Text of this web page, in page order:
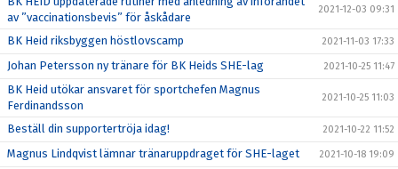
av ”vaccinationsbevis” för åskådare
2021-12-03 09:31
BK Heid riksbyggen höstlovscamp 2021-11-03 17:33
Johan Petersson ny tränare för BK Heids SHE-lag 2021-10-25 11:47
BK Heid utökar ansvaret för sportchefen Magnus
Ferdinandsson
2021-10-25 11:03
Beställ din supportertröja idag! 2021-10-22 11:52
Magnus Lindqvist lämnar tränaruppdraget för SHE-laget 2021-10-18 19:09